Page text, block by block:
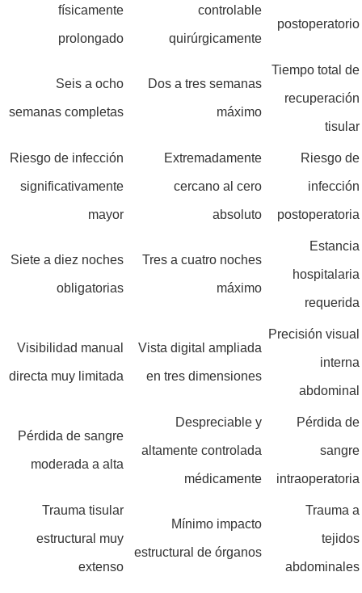
postoperatorio
controlable
quirúrgicamente
físicamente
prolongado
Tiempo total de
recuperación
tisular
Dos a tres semanas
máximo
Seis a ocho
semanas completas
Riesgo de
infección
postoperatoria
Extremadamente
cercano al cero
absoluto
Riesgo de infección
significativamente
mayor
Estancia
hospitalaria
requerida
Tres a cuatro noches
máximo
Siete a diez noches
obligatorias
Precisión visual
interna
abdominal
Vista digital ampliada
en tres dimensiones
Visibilidad manual
directa muy limitada
Pérdida de
sangre
intraoperatoria
Despreciable y
altamente controlada
médicamente
Pérdida de sangre
moderada a alta
Trauma a
tejidos
abdominales
Mínimo impacto
estructural de órganos
Trauma tisular
estructural muy
extenso